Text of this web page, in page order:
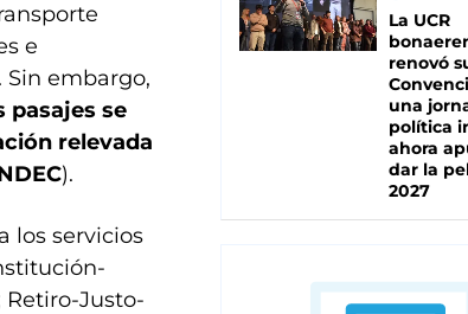
e
embargo,
pasajes se
relevada
).
los servicios
Justo-
La UCR
renovó
una
política
ahora
dar la
2027